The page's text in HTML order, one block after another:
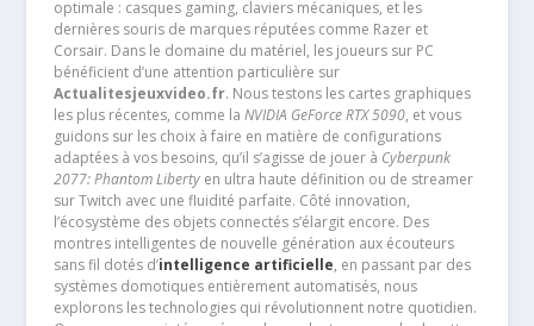
optimale : casques gaming, claviers mécaniques, et les
dernières souris de marques réputées comme Razer et
Corsair. Dans le domaine du matériel, les joueurs sur PC
bénéficient d’une attention particulière sur
Actualitesjeuxvideo.fr. Nous testons les cartes graphiques
les plus récentes, comme la NVIDIA GeForce RTX 5090, et vous
guidons sur les choix à faire en matière de configurations
adaptées à vos besoins, qu’il s’agisse de jouer à Cyberpunk
2077: Phantom Libertyen ultra haute définition ou de streamer
sur Twitch avec une fluidité parfaite. Côté innovation,
l’écosystème des objets connectés s’élargit encore. Des
montres intelligentes de nouvelle génération aux écouteurs
sans fil dotés d’intelligence artificielle, en passant par des
systèmes domotiques entièrement automatisés, nous
explorons les technologies qui révolutionnent notre quotidien.